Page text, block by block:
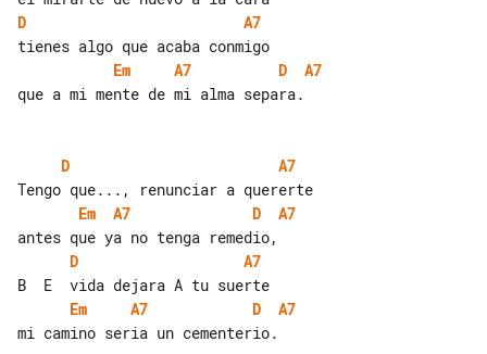
D
A7
Em
A7 D
A7
que a mi mente de mi alma separa.
D
A7
Em
A7 D
A7
D
A7
Em
A7 D
A7
mi camino seria un cementerio.